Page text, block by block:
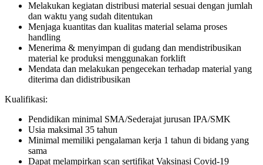
Melakukan kegiatan distribusi material sesuai dengan jumlah
dan waktu yang sudah ditentukan
Menjaga kuantitas dan kualitas material selama proses
handling
Menerima & menyimpan di gudang dan mendistribusikan
material ke produksi menggunakan forklift
Mendata dan melakukan pengecekan terhadap material yang
diterima dan didistribusikan
Kualifikasi:
Pendidikan minimal SMA/Sederajat jurusan IPA/SMK
Usia maksimal 35 tahun
Minimal memiliki pengalaman kerja 1 tahun di bidang yang
sama
Dapat melampirkan scan sertifikat Vaksinasi Covid-19